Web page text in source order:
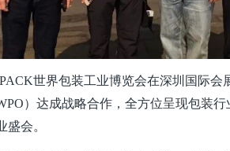
世界包装工业博览会在深圳国际
）达成战略合作，全方位呈现包装
会。